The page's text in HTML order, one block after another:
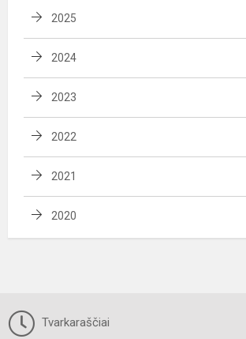
2025
2024
2023
2022
2021
2020
Tvarkaraščiai